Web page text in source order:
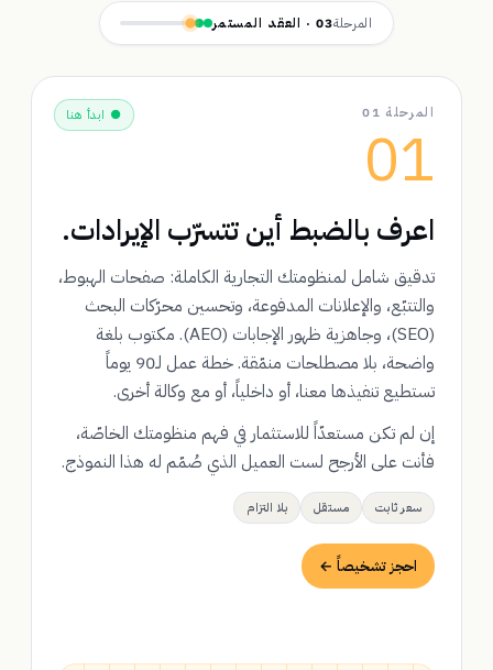
المرحلة03 · العقد المستمر
● ابدأ هنا المرحلة 01
01
اعرف بالضبط أين تتسرّب الإيرادات.
تدقيق شامل لمنظومتك التجارية الكاملة: صفحات الهبوط،
والتتبّع، والإعلانات المدفوعة، وتحسين محرّكات البحث
(SEO)، وجاهزية ظهور الإجابات (AEO). مكتوب بلغة
واضحة، بلا مصطلحات منمّقة. خطة عمل لـ90 يوماً
تستطيع تنفيذها معنا، أو داخلياً، أو مع وكالة أخرى.
إن لم تكن مستعدّاً للاستثمار في فهم منظومتك الخاصّة،
فأنت على الأرجح لست العميل الذي صُمّم له هذا النموذج.
سعر ثابت مستقل بلا التزام
احجز تشخيصاً ←